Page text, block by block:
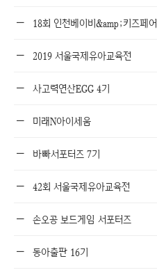
18회 인천베이비&amp;키즈페어
2019 서울국제유아교육전
사고력연산EGG 4기
미래N아이세움
바빠서포터즈 7기
42회 서울국제유아교육전
손오공 보드게임 서포터즈
동아출판 16기